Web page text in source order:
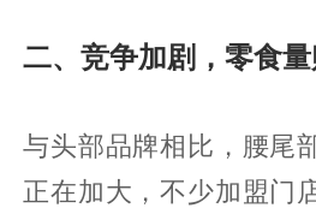
二、竞争加剧，零食
与头部品牌相比，腰尾
正在加大，不少加盟门